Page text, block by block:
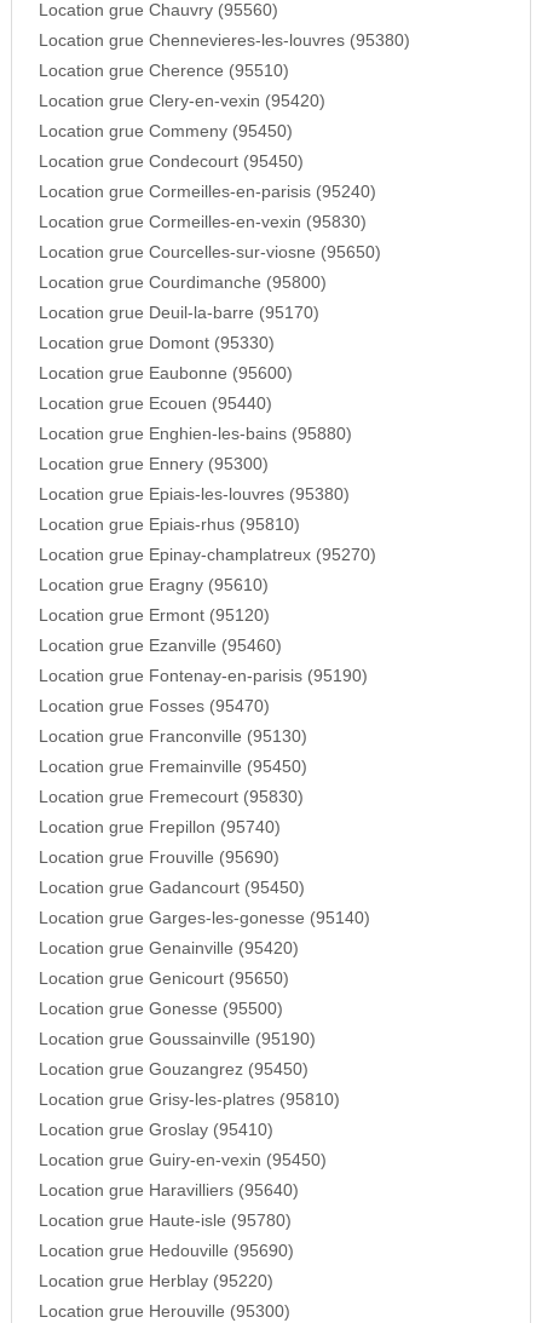
Location grue Chauvry (95560)
Location grue Chennevieres-les-louvres (95380)
Location grue Cherence (95510)
Location grue Clery-en-vexin (95420)
Location grue Commeny (95450)
Location grue Condecourt (95450)
Location grue Cormeilles-en-parisis (95240)
Location grue Cormeilles-en-vexin (95830)
Location grue Courcelles-sur-viosne (95650)
Location grue Courdimanche (95800)
Location grue Deuil-la-barre (95170)
Location grue Domont (95330)
Location grue Eaubonne (95600)
Location grue Ecouen (95440)
Location grue Enghien-les-bains (95880)
Location grue Ennery (95300)
Location grue Epiais-les-louvres (95380)
Location grue Epiais-rhus (95810)
Location grue Epinay-champlatreux (95270)
Location grue Eragny (95610)
Location grue Ermont (95120)
Location grue Ezanville (95460)
Location grue Fontenay-en-parisis (95190)
Location grue Fosses (95470)
Location grue Franconville (95130)
Location grue Fremainville (95450)
Location grue Fremecourt (95830)
Location grue Frepillon (95740)
Location grue Frouville (95690)
Location grue Gadancourt (95450)
Location grue Garges-les-gonesse (95140)
Location grue Genainville (95420)
Location grue Genicourt (95650)
Location grue Gonesse (95500)
Location grue Goussainville (95190)
Location grue Gouzangrez (95450)
Location grue Grisy-les-platres (95810)
Location grue Groslay (95410)
Location grue Guiry-en-vexin (95450)
Location grue Haravilliers (95640)
Location grue Haute-isle (95780)
Location grue Hedouville (95690)
Location grue Herblay (95220)
Location grue Herouville (95300)